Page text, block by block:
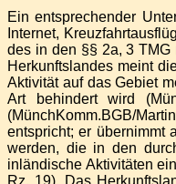
Ein entsprechender
Internet,
des in den §§ 2a, 3 TMG
Herkunftslandes meint
Aktivität auf das Gebiet
Art behindert wird
(MünchKomm.BGB/
entspricht; er übernimmt
werden, die in den
inländische Aktivitäten
Rz. 19). Das